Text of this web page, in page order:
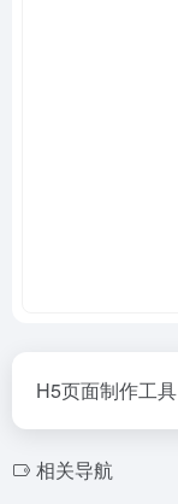
H5页面制作工具
相关导航